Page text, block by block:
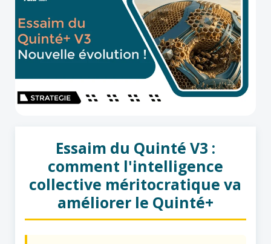
Essaim du Quinté V3 :
comment l'intelligence
collective méritocratique va
améliorer le Quinté+